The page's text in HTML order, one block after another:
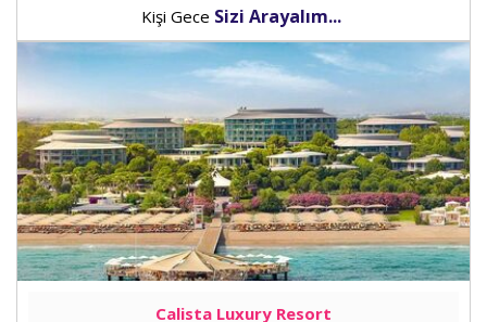
Kişi Gece Sizi Arayalım...
Calista Luxury Resort